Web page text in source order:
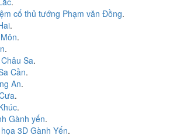
cố thủ tướng Phạm văn Đồng.
.
.
.
Sa.
Cần.
An.
.
.
Gành yến.
3D Gành Yến.